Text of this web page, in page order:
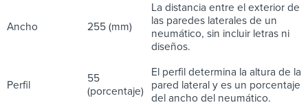
Ancho 255 (mm)
La distancia entre el exterior de
las paredes laterales de un
neumático, sin incluir letras ni
diseños.
Perfil
55
(porcentaje)
El perfil determina la altura de la
pared lateral y es un porcentaje
del ancho del neumático.